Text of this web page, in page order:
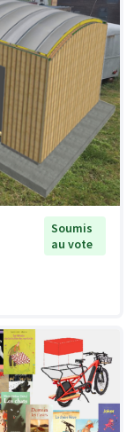
Soumis
au vote